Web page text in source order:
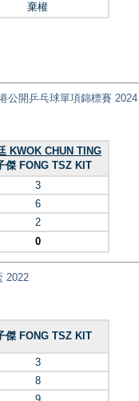
棄權
公開乒乓球單項錦標賽 2024
KWOK CHUN TING
傑 FONG TSZ KIT
3
6
2
0
2022
傑 FONG TSZ KIT
3
8